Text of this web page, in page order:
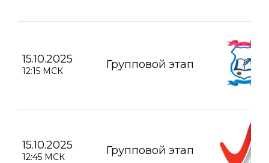
15.10.2025
12:15 МСК Групповой этап
15.10.2025
12:45 МСК Групповой этап